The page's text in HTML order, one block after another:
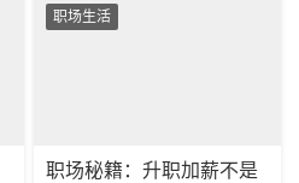
职场生活
职场秘籍：升职加薪不是